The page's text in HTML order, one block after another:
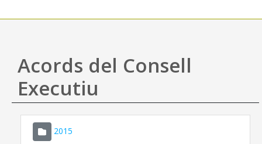
Utilitats
Ajuda
Acords del Consell
Executiu
2015